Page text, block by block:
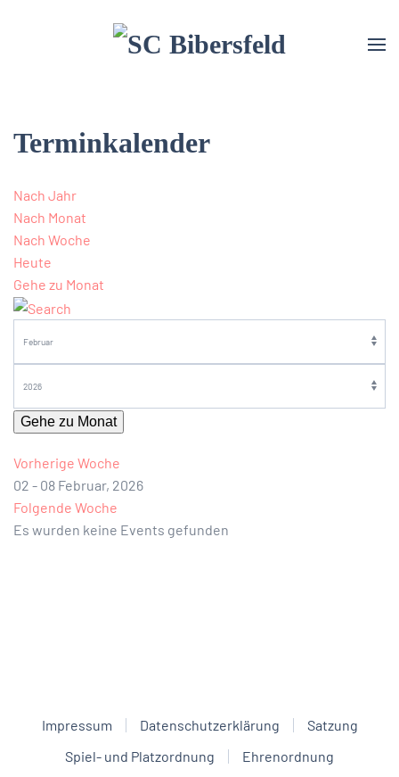
Terminkalender
Nach Jahr
Nach Monat
Nach Woche
Heute
Gehe zu Monat
Gehe zu Monat
Vorherige Woche
02 - 08 Februar, 2026
Folgende Woche
Es wurden keine Events gefunden
Impressum Datenschutzerklärung
Satzung
Spiel- und Platzordnung
Ehrenordnung